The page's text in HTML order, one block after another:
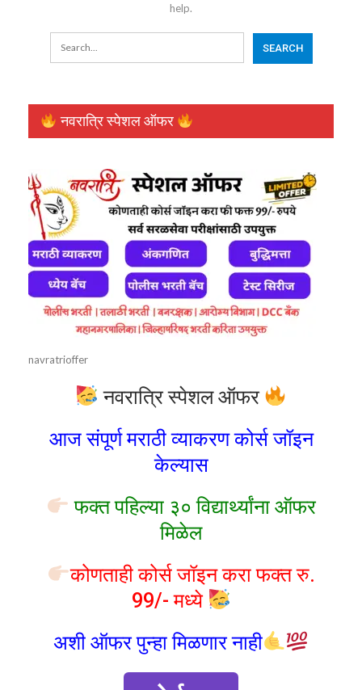
help.
नवरात्रि स्पेशल ऑफर
navratrioffer
नवरात्रि स्पेशल ऑफर
आज संपूर्ण मराठी व्याकरण कोर्स जॉइन
केल्यास
फक्त पहिल्या ३० विद्यार्थ्यांना ऑफर
मिळेल
कोणताही कोर्स जॉइन करा फक्त रु.
99/- मध्ये
अशी ऑफर पुन्हा मिळणार नाही